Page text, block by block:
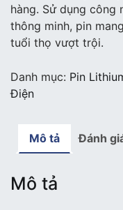
hàng. Sử dụng công
thông minh, pin
tuổi thọ vượt trội.
Danh mục: Pin
Điện
Mô tả Đánh
Mô tả